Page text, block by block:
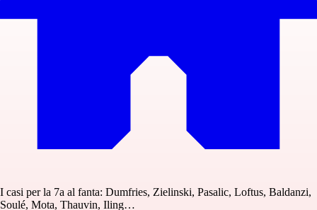
I casi per la 7a al fanta: Dumfries, Zielinski, Pasalic, Loftus, Baldanzi,
Soulé, Mota, Thauvin, Iling…